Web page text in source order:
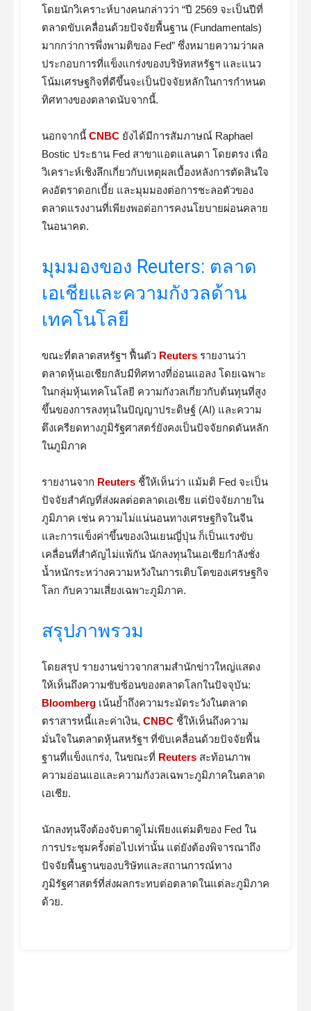
โดยนักวิเคราะห์บางคนกล่าวว่า “ปี 2569 จะเป็นปีที่
ตลาดขับเคลื่อนด้วยปัจจัยพื้นฐาน (Fundamentals)
มากกว่าการพึ่งพามติของ Fed” ซึ่งหมายความว่าผล
ประกอบการที่แข็งแกร่งของบริษัทสหรัฐฯ และแนว
โน้มเศรษฐกิจที่ดีขึ้นจะเป็นปัจจัยหลักในการกำหนด
ทิศทางของตลาดนับจากนี้.
นอกจากนี้ CNBC ยังได้มีการสัมภาษณ์ Raphael
Bostic ประธาน Fed สาขาแอตแลนตา โดยตรง เพื่อ
วิเคราะห์เชิงลึกเกี่ยวกับเหตุผลเบื้องหลังการตัดสินใจ
คงอัตราดอกเบี้ย และมุมมองต่อการชะลอตัวของ
ตลาดแรงงานที่เพียงพอต่อการคงนโยบายผ่อนคลาย
ในอนาคต.
มุมมองของ Reuters: ตลาด
เอเชียและความกังวลด้าน
เทคโนโลยี
ขณะที่ตลาดสหรัฐฯ ฟื้นตัว Reuters รายงานว่า
ตลาดหุ้นเอเชียกลับมีทิศทางที่อ่อนแอลง โดยเฉพาะ
ในกลุ่มหุ้นเทคโนโลยี ความกังวลเกี่ยวกับต้นทุนที่สูง
ขึ้นของการลงทุนในปัญญาประดิษฐ์ (AI) และความ
ตึงเครียดทางภูมิรัฐศาสตร์ยังคงเป็นปัจจัยกดดันหลัก
ในภูมิภาค
รายงานจาก Reuters ชี้ให้เห็นว่า แม้มติ Fed จะเป็น
ปัจจัยสำคัญที่ส่งผลต่อตลาดเอเชีย แต่ปัจจัยภายใน
ภูมิภาค เช่น ความไม่แน่นอนทางเศรษฐกิจในจีน
และการแข็งค่าขึ้นของเงินเยนญี่ปุ่น ก็เป็นแรงขับ
เคลื่อนที่สำคัญไม่แพ้กัน นักลงทุนในเอเชียกำลังชั่ง
น้ำหนักระหว่างความหวังในการเติบโตของเศรษฐกิจ
โลก กับความเสี่ยงเฉพาะภูมิภาค.
สรุปภาพรวม
โดยสรุป รายงานข่าวจากสามสำนักข่าวใหญ่แสดง
ให้เห็นถึงความซับซ้อนของตลาดโลกในปัจจุบัน:
Bloomberg เน้นย้ำถึงความระมัดระวังในตลาด
ตราสารหนี้และค่าเงิน, CNBC ชี้ให้เห็นถึงความ
มั่นใจในตลาดหุ้นสหรัฐฯ ที่ขับเคลื่อนด้วยปัจจัยพื้น
ฐานที่แข็งแกร่ง, ในขณะที่ Reuters สะท้อนภาพ
ความอ่อนแอและความกังวลเฉพาะภูมิภาคในตลาด
เอเชีย.
นักลงทุนจึงต้องจับตาดูไม่เพียงแต่มติของ Fed ใน
การประชุมครั้งต่อไปเท่านั้น แต่ยังต้องพิจารณาถึง
ปัจจัยพื้นฐานของบริษัทและสถานการณ์ทาง
ภูมิรัฐศาสตร์ที่ส่งผลกระทบต่อตลาดในแต่ละภูมิภาค
ด้วย.